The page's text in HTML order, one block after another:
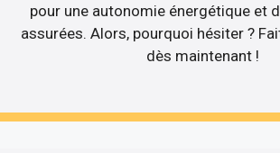
pour une autonomie énergétique et
assurées. Alors, pourquoi hésiter ?
dès maintenant !